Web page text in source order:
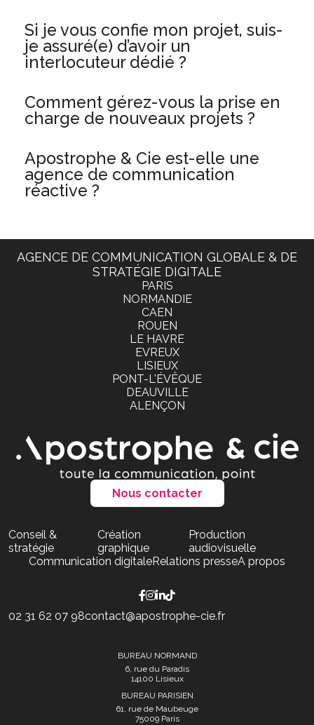
Si je vous confie mon projet, suis-
je assuré(e) d’avoir un
interlocuteur dédié ?
Comment gérez-vous la prise en
charge de nouveaux projets ?
Apostrophe & Cie est-elle une
agence de communication
réactive ?
AGENCE DE COMMUNICATION GLOBALE & DE
STRATÉGIE DIGITALE
PARIS
NORMANDIE
CAEN
ROUEN
LE HAVRE
EVREUX
LISIEUX
PONT-L'ÉVÊQUE
DEAUVILLE
ALENÇON
Nous contacter
Conseil &
stratégie
Création
graphique
Production
audiovisuelle
Communication digitaleRelations presseA propos
02 31 62 07 98contact@apostrophe-cie.fr
BUREAU NORMAND
6, rue du Paradis
14100 Lisieux
BUREAU PARISIEN
61, rue de Maubeuge
75009 Paris